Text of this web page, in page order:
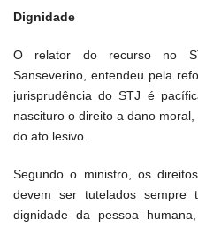
Dignidade
O relator do recurso no
Sanseverino, entendeu pela
jurisprudência do STJ é
nascituro o direito a dano
do ato lesivo.
Segundo o ministro, os
devem ser tutelados
dignidade da pessoa